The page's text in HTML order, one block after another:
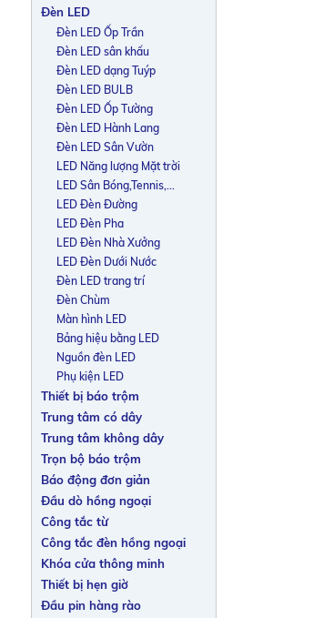
Đèn LED
Đèn LED Ốp Trần
Đèn LED sân khấu
Đèn LED dạng Tuýp
Đèn LED BULB
Đèn LED Ốp Tường
Đèn LED Hành Lang
Đèn LED Sân Vườn
LED Năng lượng Mặt trời
LED Sân Bóng,Tennis,...
LED Đèn Đường
LED Đèn Pha
LED Đèn Nhà Xưởng
LED Đèn Dưới Nước
Đèn LED trang trí
Đèn Chùm
Màn hình LED
Bảng hiệu bằng LED
Nguồn đèn LED
Phụ kiện LED
Thiết bị báo trộm
Trung tâm có dây
Trung tâm không dây
Trọn bộ báo trộm
Báo động đơn giản
Đầu dò hồng ngoại
Công tắc từ
Công tắc đèn hồng ngoại
Khóa cửa thông minh
Thiết bị hẹn giờ
Đầu pin hàng rào